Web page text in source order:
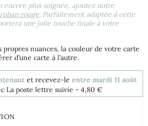
encore plus soignée, ajoutez notre
rouge. Parfaitement adaptée à cette
une jolie touche finale à votre
propres nuances, la couleur de votre carte
d’une carte à l’autre.
et recevez-le entre mardi 11 août
La poste lettre suivie - 4,80 €